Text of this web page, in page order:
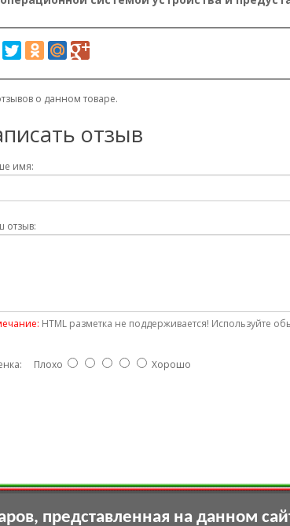
о данном товаре.
отзыв
имя:
отзыв:
HTML разметка не поддерживается! Используйте
Плохо Хорошо
представленная на данном